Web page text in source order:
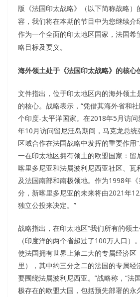
版《法国印太战略》（以下简称战略）
容，我们将在本期的节目中为您继续介
作为一个全面的印太地区国家，法国希
略目标及要义。
海外领土处于《法国印太战略》的核心
文件指出，位于印太地区内的海外领土
的核心。战略表示，“凭借其海外省和
个印度-太平洋国家。在2018年5月访
年10月访问留尼汪岛期间，马克龙总
区域合作在法国战略中发挥的重要作用
一在印太地区拥有领土的欧盟国家：留
喀里多尼亚和法属波利尼西亚社区、瓦
及法国南部和南极领地。作为1998年
分，新喀里多尼亚的未来将由2021年
独立公投来决定。”
战略指出，在印太地区“我们所有的领
（印度洋的两个省超过了100万人口）
使法国拥有世界上第二大的专属经济区
里），其中约三分之二的法国的专属经
要围绕法属波利尼西亚。”战略称，“法
极存在的欧盟大国，包括预先部署的永